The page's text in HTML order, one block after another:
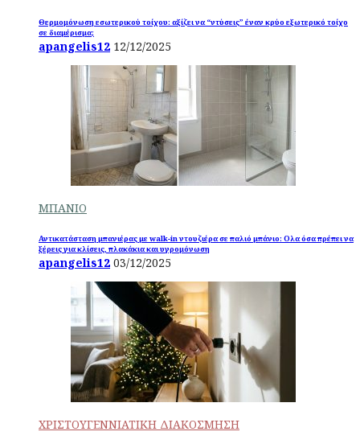
Θερμομόνωση εσωτερικού τοίχου: αξίζει να “ντύσεις” έναν κρύο εξωτερικό τοίχο
σε διαμέρισμα;
apangelis12 12/12/2025
ΜΠΑΝΙΟ
Αντικατάσταση μπανιέρας με walk-in ντουζιέρα σε παλιό μπάνιο: Ολα όσα πρέπει να
ξέρεις για κλίσεις, πλακάκια και υγρομόνωση
apangelis12 03/12/2025
ΧΡΙΣΤΟΥΓΕΝΝΙΑΤΙΚΗ ΔΙΑΚΟΣΜΗΣΗ